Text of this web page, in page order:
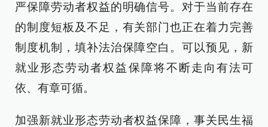
严保障劳动者权益的明确信号。对于当前存在
的制度短板及不足，有关部门也正在着力完善
制度机制，填补法治保障空白。可以预见，新
就业形态劳动者权益保障将不断走向有法可
依、有章可循。
加强新就业形态劳动者权益保障，事关民生福